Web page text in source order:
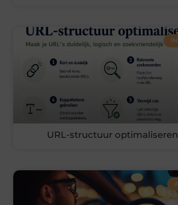
URL-structuur optimaliseren